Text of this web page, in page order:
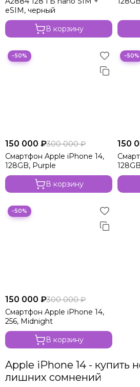
Apple iPhone 14
Apple iPhone 13
eSIM, черный
В корзину
−50%
150 000 ₽300 000 ₽
Смартфон Apple iPhone 14,
128GB, Purple
В корзину
−50%
150
−50%
150 000 ₽300 000 ₽
Смартфон Apple iPhone 14,
256, Midnight
В корзину
Apple iPhone 14 - купить
лишних сомнений